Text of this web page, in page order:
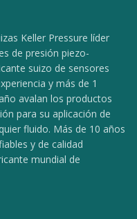
Keller Pressure líder
de presión piezo-
suizo de sensores
y más de 1
avalan los productos
para su aplicación de
fluido. Más de 10 años
y de calidad
mundial de